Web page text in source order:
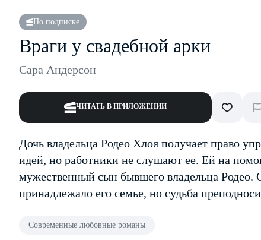
По подписке
Враги у свадебной арки
Сара Андерсон
ЧИТАТЬ В ПРИЛОЖЕНИИ
Дочь владельца Родео Хлоя получает право
идей, но работники не слушают ее. Ей на
мужественный сын бывшего владельца Родео.
принадлежало его семье, но судьба
Современные любовные романы